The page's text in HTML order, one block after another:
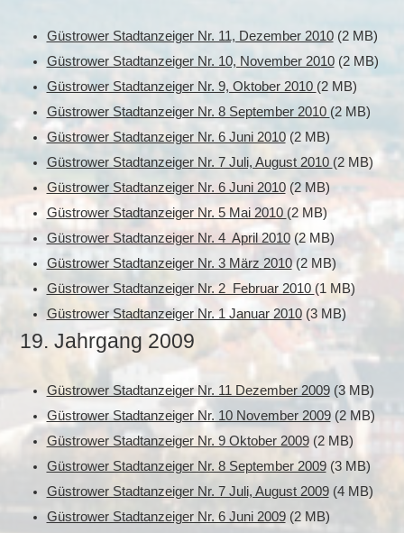
Güstrower Stadtanzeiger Nr. 11, Dezember 2010(2 MB)
Güstrower Stadtanzeiger Nr. 10, November 2010(2 MB)
Güstrower Stadtanzeiger Nr. 9, Oktober 2010 (2 MB)
Güstrower Stadtanzeiger Nr. 8 September 2010 (2 MB)
Güstrower Stadtanzeiger Nr. 6 Juni 2010(2 MB)
Güstrower Stadtanzeiger Nr. 7 Juli, August 2010 (2 MB)
Güstrower Stadtanzeiger Nr. 6 Juni 2010(2 MB)
Güstrower Stadtanzeiger Nr. 5 Mai 2010 (2 MB)
Güstrower Stadtanzeiger Nr. 4 April 2010(2 MB)
Güstrower Stadtanzeiger Nr. 3 März 2010(2 MB)
Güstrower Stadtanzeiger Nr. 2 Februar 2010 (1 MB)
Güstrower Stadtanzeiger Nr. 1 Januar 2010(3 MB)
19. Jahrgang 2009
Güstrower Stadtanzeiger Nr. 11 Dezember 2009(3 MB)
Güstrower Stadtanzeiger Nr. 10 November 2009(2 MB)
Güstrower Stadtanzeiger Nr. 9 Oktober 2009(2 MB)
Güstrower Stadtanzeiger Nr. 8 September 2009(3 MB)
Güstrower Stadtanzeiger Nr. 7 Juli, August 2009(4 MB)
Güstrower Stadtanzeiger Nr. 6 Juni 2009(2 MB)